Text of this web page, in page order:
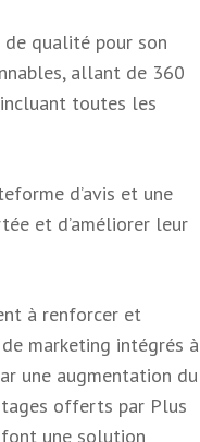
de qualité pour son
allant de 360
toutes les
d’avis et une
et d’améliorer leur
à renforcer et
marketing intégrés à
une augmentation du
offerts par Plus
une solution